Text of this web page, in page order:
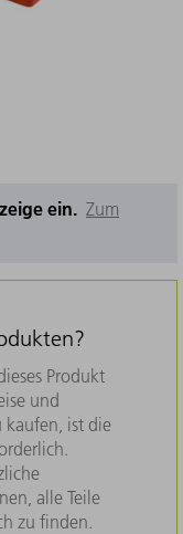
ein. Zum
Produkt
und
kaufen, ist die
alle Teile
zu finden.